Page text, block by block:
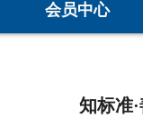
会员中心
知标准